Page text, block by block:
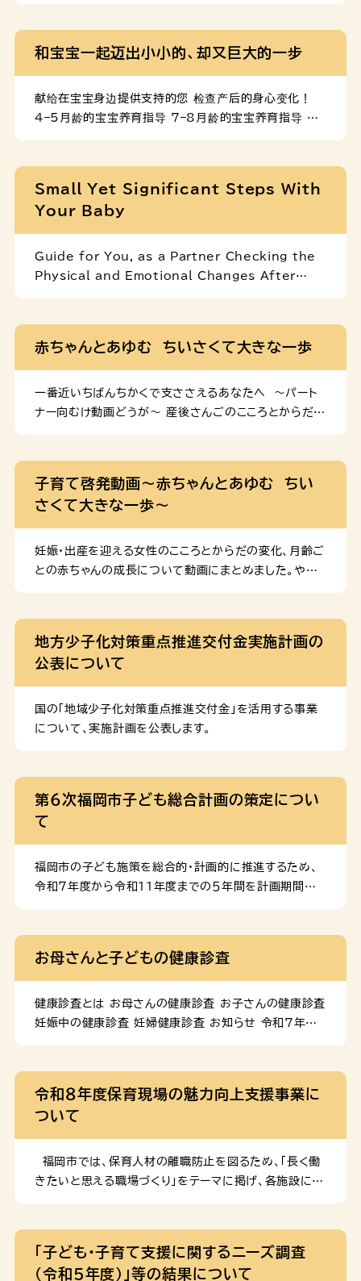
和宝宝一起迈出小小的、却又巨大的一步
献给在宝宝身边提供支持的您 检查产后的身心变化！
4–5月龄的宝宝养育指导 7–8月龄的宝宝养育指导 12
Small Yet Significant Steps With
Your Baby
Guide for You, as a Partner Checking the
Physical and Emotional Changes After
赤ちゃんとあゆむ ちいさくて大きな一歩
一番近いちばんちかくで支ささえるあなたへ ～パート
ナー向むけ動画どうが～ 産後さんごのこころとからだの
ド
子育て啓発動画～赤ちゃんとあゆむ ちい
さくて大きな一歩～
妊娠・出産を迎える女性のこころとからだの変化、月齢ご
との赤ちゃんの成長について動画にまとめました。やさ
ナー向け動画～ 妊娠・出産を迎える女性を支える、パー
トナーの方に向けた動画です。妊娠期から産後の女性の
こころとからだの状態やサポートの内容をまとめました。
産後のこころとからだの変化をチェック！ 産後のこころ
とからだの変化やダメージ、困った時の相談先について
ト、自宅での安全対策などをまとめました。 生後７～８か
月の赤ちゃんガイド 寝返りやお座り等、行動範囲が広が
地方少子化対策重点推進交付金実施計画の
公表について
国の「地域少子化対策重点推進交付金」を活用する事業
について、実施計画を公表します。
第６次福岡市子ども総合計画の策定につい
て
福岡市の子ども施策を総合的・計画的に推進するため、
令和７年度から令和11年度までの５年間を計画期間とす
さしい概要版）（PDF：5 MB） 本編 第６次福岡市子ど
も総合計画（PDF：7 MB） <分割版> 計画の検討経
過 パブリック・コメントの実施結果について 計画を策定
するにあたり、広く市民の意見を聴くため、原案に対する
業の従事者などで構成されています。第６次福岡市子ど
も総合計画の策定について、福岡市から諮問を受け、分
野別に専門的な知見等を持つ委員で構成する４ […]
お母さんと子どもの健康診査
健康診査とは お母さんの健康診査 お子さんの健康診査
妊娠中の健康診査 妊婦健康診査 お知らせ 令和7年4
え等不要ですので、そのまま医療機関を受診してくださ
い。 ２．妊婦健診の一環として受検する子宮頸がん検診
子宮頸がん検診用助成券をお持ちでない場合、各妊婦
健診実施医療機関に助成券を配置しておりますので、そ
のまま医療機関を受診してください。 対象者 福岡市に
合でも、助成対象以外の検査費用など、別途医療機関に
お支払いが必要な場合があります。※多胎妊婦の方に
令和８年度保育現場の魅力向上支援事業に
ついて
福岡市では、保育人材の離職防止を図るため、「長く働
きたいと思える職場づくり」をテーマに掲げ、各施設にお
参照ください。 １ 事業概要 ＊訪問研修型 公募
で募集した市内保育施設（３施設）を社会保険労務士が
「子ども・子育て支援に関するニーズ調査
（令和５年度）」等の結果について